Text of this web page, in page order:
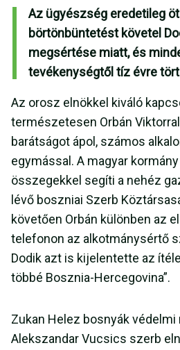
Az ügyészség eredetileg
börtönbüntetést követel
megsértése miatt, és
tevékenységtől tíz évre
Az orosz elnökkel kiváló
természetesen Orbán
barátságot ápol, számos
egymással. A magyar
összegekkel segíti a nehéz
lévő boszniai Szerb
követően Orbán különben az
telefonon az alkotmánysértő
Dodik azt is kijelentette az
többé Bosznia-Hercegovina”.
Zukan Helez bosnyák
Alekszandar Vucsics szerb